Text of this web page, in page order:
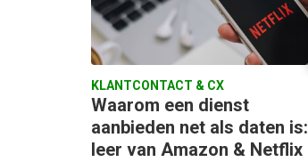
KLANTCONTACT & CX
Waarom een dienst
aanbieden net als daten is:
leer van Amazon & Netflix